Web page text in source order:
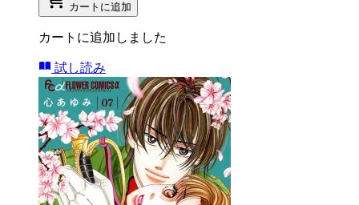
カートに追加
カートに追加しました
試し読み